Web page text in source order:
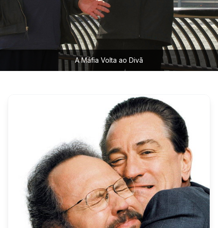
A Máfia Volta ao Divã